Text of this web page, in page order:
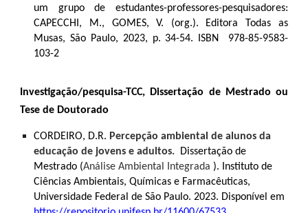
um grupo de estudantes-professores-pesquisadores:
CAPECCHI, M., GOMES, V. (org.). Editora Todas as
Musas, São Paulo, 2023, p. 34-54. ISBN 978-85-9583-
103-2
Investigação/pesquisa-TCC, Dissertação de Mestrado ou
Tese de Doutorado
CORDEIRO, D.R. Percepção ambiental de alunos da
educação de jovens e adultos.
Dissertação de
Mestrado (Análise Ambiental Integrada ). Instituto de
Ciências Ambientais, Químicas e Farmacêuticas,
Universidade Federal de São Paulo. 2023. Disponível em